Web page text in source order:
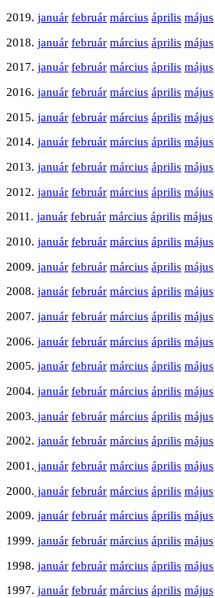
2019. január február március április május
2018. január február március április május
2017. január február március április május
2016. január február március április május
2015. január február március április május
2014. január február március április május
2013. január február március április május
2012. január február március április május
2011. január február március április május
2010. január február március április május
2009. január február március április május
2008. január február március április május
2007. január február március április május
2006. január február március április május
2005. január február március április május
2004. január február március április május
2003. január február március április május
2002. január február március április május
2001. január február március április május
2000. január február március április május
2009. január február március április május
1999. január február március április május
1998. január február március április május
1997. január február március április május